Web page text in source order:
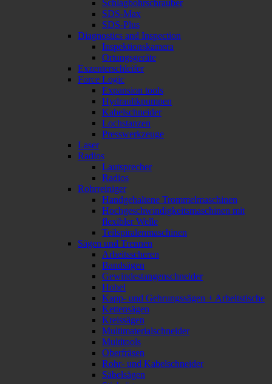
Schlagbohrschrauber
SDS-Max
SDS-Plus
Diagnostics and Inspection
Inspektionskamera
Ortungsgeräte
Exzenterschleifer
Force Logic
Expansion tools
Hydraulikpumpen
Kabelschneider
Lochstanzen
Presswerkzeuge
Laser
Radios
Lautsprecher
Radios
Rohrreiniger
Handgehaltene Trommelmaschinen
Hochgeschwindigkeitsmaschinen mit
flexibler Welle
Teilspiralenmaschinen
Sägen und Trennen
Arbeitsscheren
Bandsägen
Gewindestangenschneider
Hobel
Kapp- und Gehrungssägen + Arbeitstische
Kettensägen
Kreissägen
Multimaterialschneider
Multitools
Oberfräsen
Rohr- und Kabelschneider
Säbelsägen